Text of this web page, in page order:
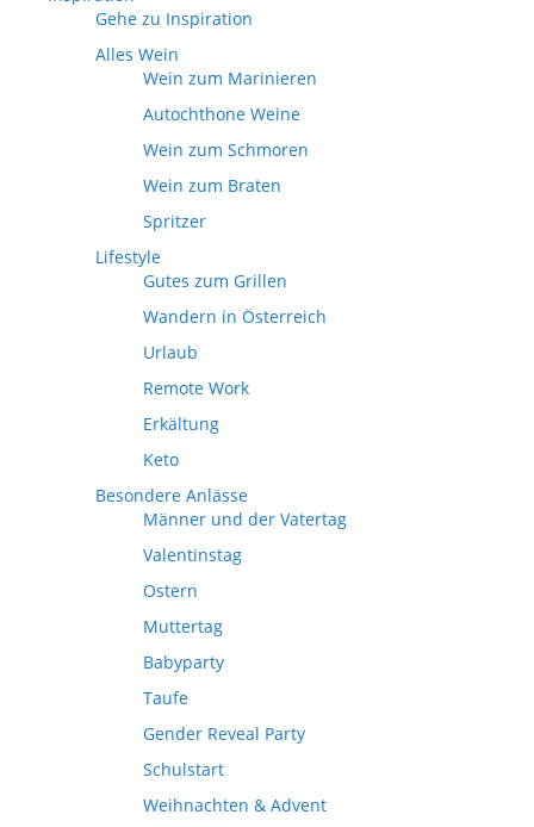
Gehe zu Inspiration
Alles Wein
Wein zum Marinieren
Autochthone Weine
Wein zum Schmoren
Wein zum Braten
Spritzer
Lifestyle
Gutes zum Grillen
Wandern in Österreich
Urlaub
Remote Work
Erkältung
Keto
Besondere Anlässe
Männer und der Vatertag
Valentinstag
Ostern
Muttertag
Babyparty
Taufe
Gender Reveal Party
Schulstart
Weihnachten & Advent